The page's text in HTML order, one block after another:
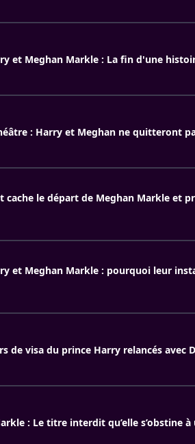
et Meghan Markle : La fin d'une
: Harry et Meghan ne quitteront
cache le départ de Meghan Markle et
et Meghan Markle : pourquoi leur
de visa du prince Harry relancés avec
: Le titre interdit qu’elle s’obstine